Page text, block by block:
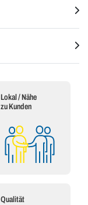
Lokal / Nähe
zu Kunden
Qualität